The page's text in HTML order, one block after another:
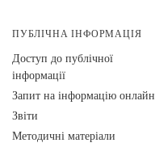
ПУБЛІЧНА ІНФОРМАЦІЯ
Доступ до публічної
інформації
Запит на інформацію онлайн
Звіти
Методичні матеріали